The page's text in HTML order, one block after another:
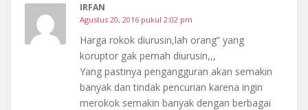
IRFAN
Agustus 20, 2016 pukul 2:02 pm
Harga rokok diurusin,lah orang” yang
koruptor gak pernah diurusin,,,
Yang pastinya pengangguran akan semakin
banyak dan tindak pencurian karena ingin
merokok semakin banyak dengan berbagai